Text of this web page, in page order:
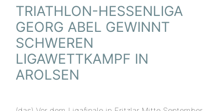
TRIATHLON-HESSENLIGA
GEORG ABEL GEWINNT
SCHWEREN
LIGAWETTKAMPF IN
AROLSEN